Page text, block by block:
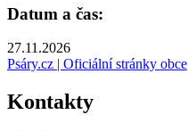
Datum a čas:
27.11.2026
Psáry.cz | Oficiální stránky obce
Kontakty